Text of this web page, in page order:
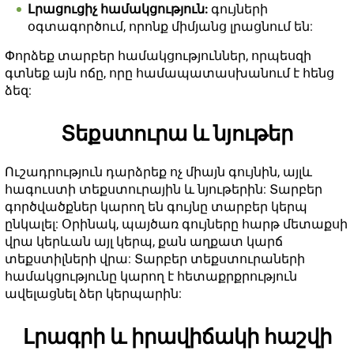
Լրացուցիչ համակցություն: գույների
օգտագործում, որոնք միմյանց լրացնում են:
Փորձեք տարբեր համակցություններ, որպեսզի
գտնեք այն ոճը, որը համապատասխանում է հենց
ձեզ:
Տեքստուրա և նյութեր
Ուշադրություն դարձրեք ոչ միայն գույնին, այլև
հագուստի տեքստուրային և նյութերին: Տարբեր
գործվածքներ կարող են գույնը տարբեր կերպ
ընկալել: Օրինակ, պայծառ գույները հարթ մետաքսի
վրա կերևան այլ կերպ, քան աղքատ կարճ
տեքստիլների վրա: Տարբեր տեքստուրաների
համակցությունը կարող է հետաքրքրություն
ավելացնել ձեր կերպարին:
Լրագրի և իրավիճակի հաշվի